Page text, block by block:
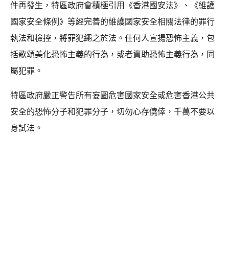
件再發生，特區政府會積極引用《香港國安法》、《維護
國家安全條例》等經完善的維護國家安全相關法律的罪行
執法和檢控，將罪犯繩之於法。任何人宣揚恐怖主義，包
括歌頌美化恐怖主義的行為，或者資助恐怖主義行為，同
屬犯罪。
特區政府嚴正警告所有妄圖危害國家安全或危害香港公共
安全的恐怖分子和犯罪分子，切勿心存僥倖，千萬不要以
身試法。